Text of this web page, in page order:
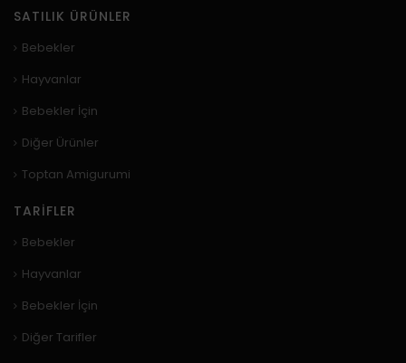
SATILIK ÜRÜNLER
Bebekler
Hayvanlar
Bebekler İçin
Diğer Ürünler
Toptan Amigurumi
TARIFLER
Bebekler
Hayvanlar
Bebekler İçin
Diğer Tarifler